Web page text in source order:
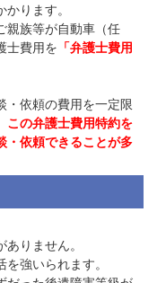
ります。
親族等が自動車（任
士費用を 「弁護士費用
・依頼の費用を一定限
この弁護士費用特約を
・依頼できることが多
りません。
強いられます。